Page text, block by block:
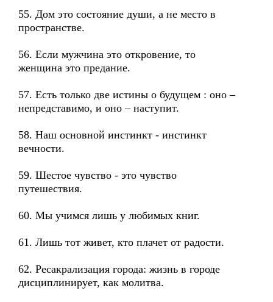
55. Дом это состояние души, а не место в
пространстве.
56. Если мужчина это откровение, то
женщина это предание.
57. Есть только две истины о будущем : оно –
непредставимо, и оно – наступит.
58. Наш основной инстинкт - инстинкт
вечности.
59. Шестое чувство - это чувство
путешествия.
60. Мы учимся лишь у любимых книг.
61. Лишь тот живет, кто плачет от радости.
62. Ресакрализация города: жизнь в городе
дисциплинирует, как молитва.